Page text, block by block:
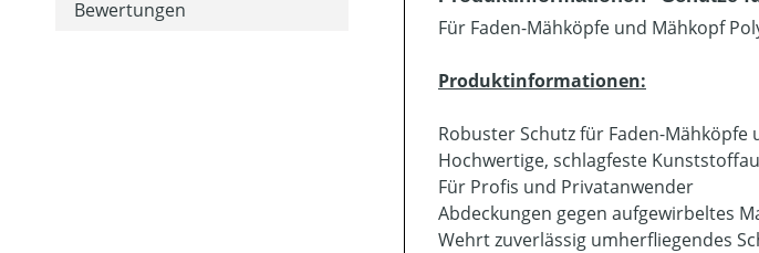
Bewertungen
Für Faden-Mähköpfe und Mähkopf
Produktinformationen:
Robuster Schutz für Faden-Mähköpfe
Hochwertige, schlagfeste
Für Profis und Privatanwender
Abdeckungen gegen aufgewirbeltes
Wehrt zuverlässig umherfliegendes